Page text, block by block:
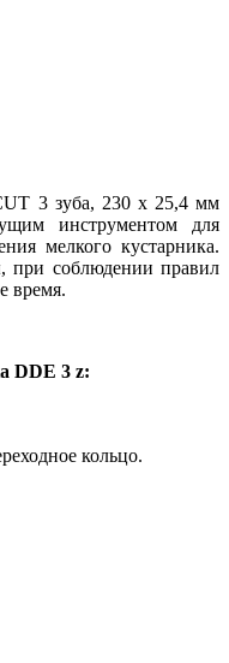
3 зуба, 230 х 25,4 мм
инструментом для
мелкого кустарника.
при соблюдении правил
время.
DDE 3 z:
кольцо.